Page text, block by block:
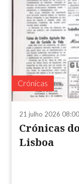
Crónicas
21 julho 2026 08:00
Crónicas
Lisboa